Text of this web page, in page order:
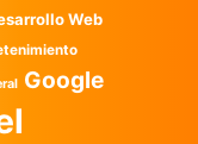
Web
Google